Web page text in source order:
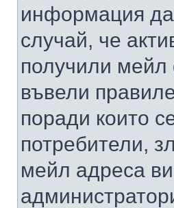
информация
случай, че
получили мейл
въвели
поради които
потребители,
мейл адреса